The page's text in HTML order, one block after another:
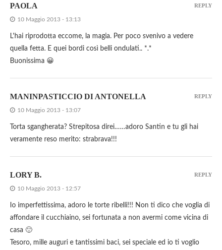
PAOLA
10 Maggio 2013 - 13:13
L'hai riprodotta eccome, la magia. Per poco svenivo a vedere
quella fetta. E quei bordi così belli ondulati.. *.*
Buonissima 😀
REPLY
MANINPASTICCIO DI ANTONELLA
10 Maggio 2013 - 13:07
Torta sgangherata? Strepitosa direi……adoro Santin e tu gli hai
veramente reso merito: strabrava!!!
REPLY
LORY B.
10 Maggio 2013 - 12:57
Io imperfettissima, adoro le torte ribelli!!! Non ti dico che voglia di
affondare il cucchiaino, sei fortunata a non avermi come vicina di
casa 🙂
Tesoro, mille auguri e tantissimi baci, sei speciale ed io ti voglio
REPLY